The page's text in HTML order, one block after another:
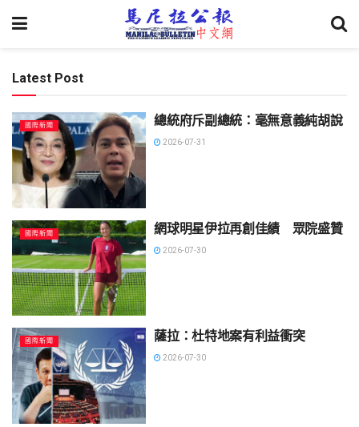
Latest Post
國際新聞 總統府斥副總統：毫無意義純胡說
2026-07-31
國際新聞 網球明星伊拉再創佳績 眾院盛贊
2026-07-30
國際新聞 薩拉：杜特地案有利益衝突
2026-07-30